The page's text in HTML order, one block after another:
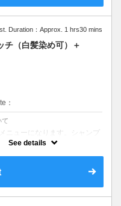
Duration：Approx. 1 hrs30 mins
チ（白髪染め可）＋
：
て
ニューになります。シャンプ
ロング料金なし 根本３セ
See details